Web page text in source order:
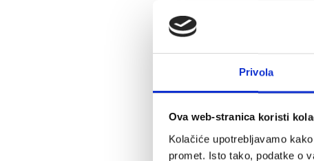
Privola
Ova web-stranica koristi
Kolačiće upotrebljavamo
promet. Isto tako, podatke o